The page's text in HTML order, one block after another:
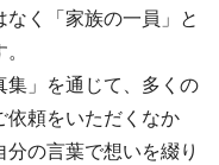
く「家族の一員」と
集」を通じて、多くの
依頼をいただくなか
の言葉で想いを綴り